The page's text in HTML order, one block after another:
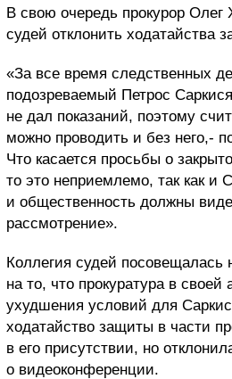
В свою очередь прокурор Олег
судей отклонить ходатайства
«За все время следственных
подозреваемый Петрос
не дал показаний, поэтому
можно проводить и без него,-
Что касается просьбы о
то это неприемлемо, так как и
и общественность должны
рассмотрение».
Коллегия судей посовещалась
на то, что прокуратура в своей
ухудшения условий для
ходатайство защиты в части
в его присутствии, но
о видеоконференции.